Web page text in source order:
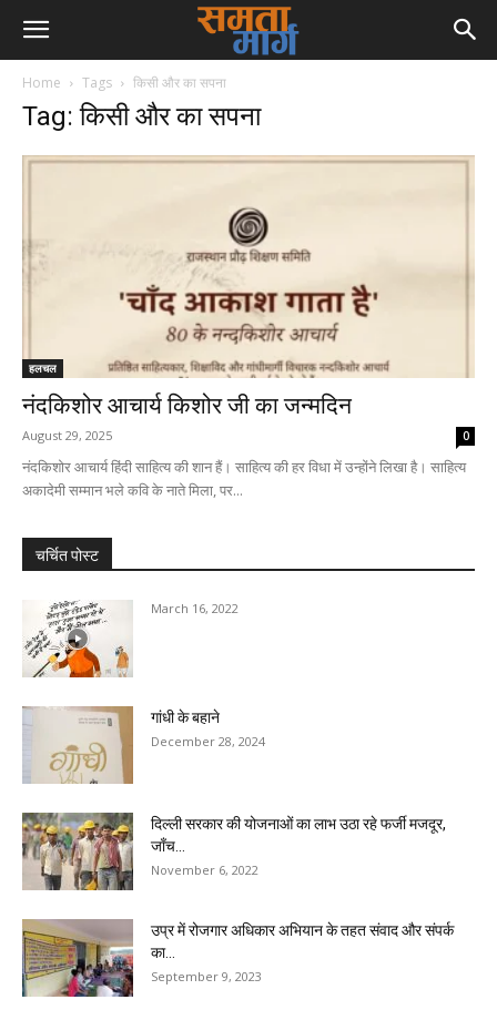
Home Tags किसी और का सपना
Tag: किसी और का सपना
हलचल
नंदकिशोर आचार्य किशोर जी का जन्मदिन
August 29, 2025 0
नंदकिशोर आचार्य हिंदी साहित्य की शान हैं। साहित्य की हर विधा में उन्होंने लिखा है। साहित्य
अकादेमी सम्मान भले कवि के नाते मिला, पर...
चर्चित पोस्ट
March 16, 2022
गांधी के बहाने
December 28, 2024
दिल्ली सरकार की योजनाओं का लाभ उठा रहे फर्जी मजदूर,
जाँच...
November 6, 2022
उप्र में रोजगार अधिकार अभियान के तहत संवाद और संपर्क
का...
September 9, 2023